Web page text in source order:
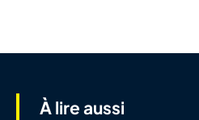
À lire aussi